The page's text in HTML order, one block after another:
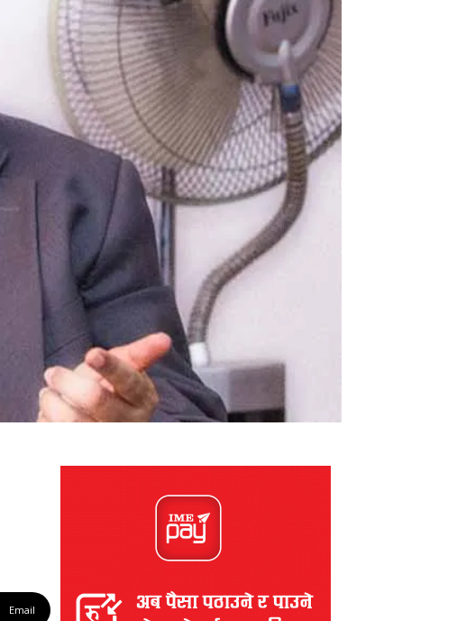
Email